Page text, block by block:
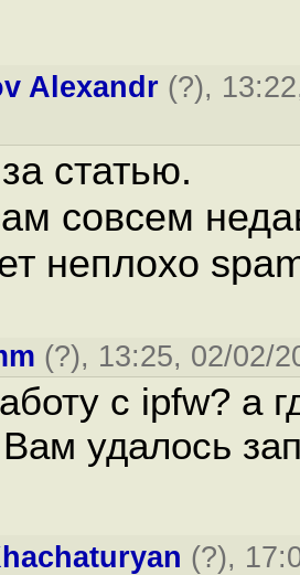
Alexandr (?),
статью.
совсем
неплохо
(?), 13:25, 02/02/
с ipfw? а
удалось
(?),